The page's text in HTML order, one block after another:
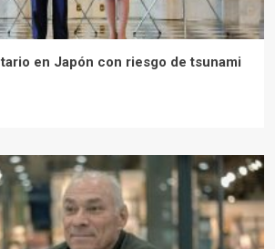
en Japón con riesgo de tsunami